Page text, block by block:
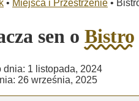
• Miejsca i Przestrzenie •
sen o Bistro
dnia: 1 listopada, 2024
26 września, 2025